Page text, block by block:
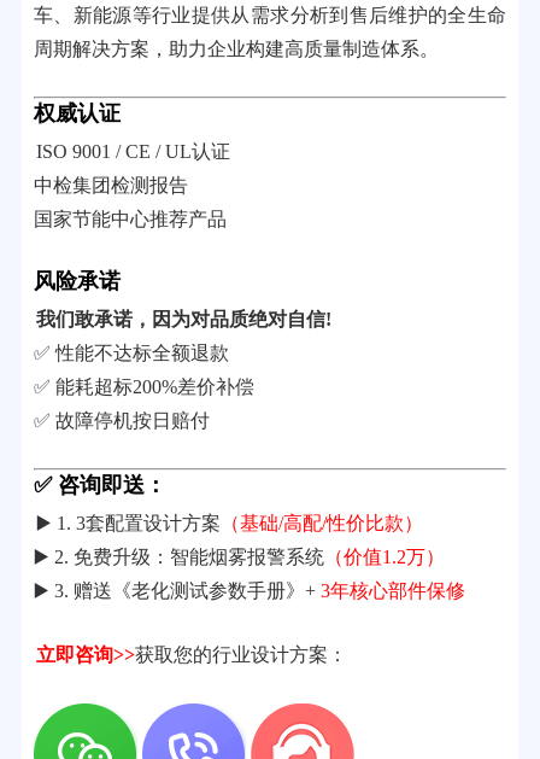
车、新能源等行业提供从需求分析到售后维护的全生命
周期解决方案，助力企业构建高质量制造体系。
权威认证
ISO 9001 / CE / UL认证
中检集团检测报告
国家节能中心推荐产品
风险承诺
我们敢承诺，因为对品质绝对自信!
✅ 性能不达标全额退款
✅ 能耗超标200%差价补偿
✅ 故障停机按日赔付
✅ 咨询即送：
▶️ 1. 3套配置设计方案 （基础/高配/性价比款）
▶️ 2. 免费升级：智能烟雾报警系统（价值1.2万）
▶️ 3. 赠送《老化测试参数手册》+ 3年核心部件保修
立即咨询>>获取您的行业设计方案：